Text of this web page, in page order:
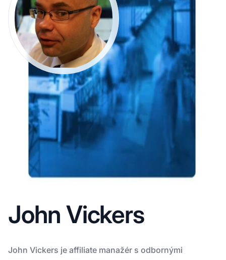
John Vickers
John Vickers je affiliate manažér s odbornými